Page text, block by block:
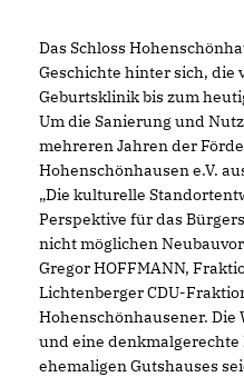
Das Schloss
Geschichte hinter sich, die
Geburtsklinik bis zum
Um die Sanierung und
mehreren Jahren der
Hohenschönhausen e.V.
Die kulturelle
Perspektive für das
nicht möglichen
Gregor HOFFMANN,
Lichtenberger CDU-
Hohenschönhausener.
und eine
ehemaligen Gutshauses